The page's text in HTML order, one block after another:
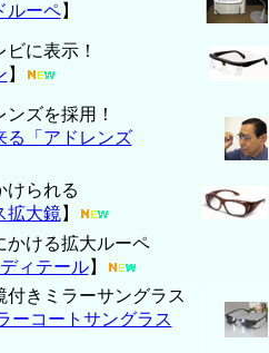
ルーペ】
ビに表示！
】
ンズを採用！
る「アドレンズ
けられる
拡大鏡】
かける拡大ルーペ
ィテール】
付きミラーサングラス
ーコートサングラス